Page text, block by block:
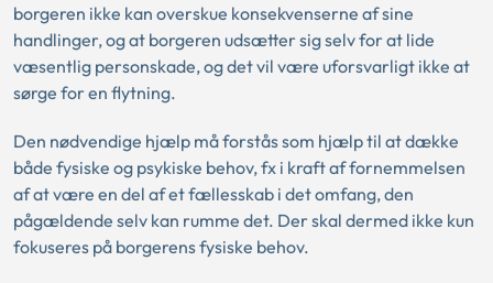
borgeren ikke kan overskue konsekvenserne af sine
handlinger, og at borgeren udsætter sig selv for at lide
væsentlig personskade, og det vil være uforsvarligt ikke at
sørge for en flytning.
Den nødvendige hjælp må forstås som hjælp til at dække
både fysiske og psykiske behov, fx i kraft af fornemmelsen
af at være en del af et fællesskab i det omfang, den
pågældende selv kan rumme det. Der skal dermed ikke kun
fokuseres på borgerens fysiske behov.